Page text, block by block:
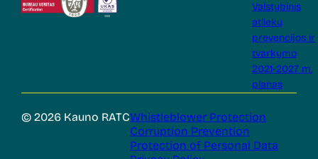
Valstybinis
atliekų
prevencijos ir
tvarkymo
2021-2027 m.
planas
© 2026 Kauno RATCWhistleblower Protection
Corruption Prevention
Protection of Personal Data